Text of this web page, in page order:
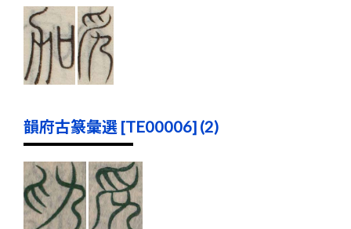
韻府古篆彙選 [TE00006] (2)